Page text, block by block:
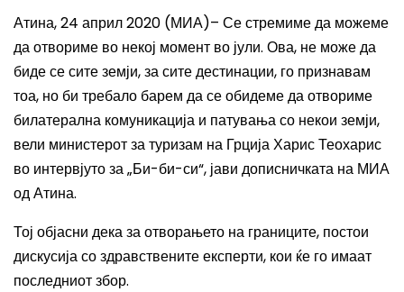
Атина, 24 април 2020 (МИА)– Се стремиме да можеме
да отвориме во некој момент во јули. Ова, не може да
биде се сите земји, за сите дестинации, го признавам
тоа, но би требало барем да се обидеме да отвориме
билатерална комуникација и патувања со некои земји,
вели министерот за туризам на Грција Харис Теохарис
во интервјуто за „Би-би-си“, јави дописничката на МИА
од Атина.
Тој објасни дека за отворањето на границите, постои
дискусија со здравствените експерти, кои ќе го имаат
последниот збор.